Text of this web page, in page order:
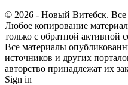
© 2026 - Новый Витебск.
Любое копирование
только с обратной активной
Все материалы
источников и других
авторство принадлежат их
Sign in